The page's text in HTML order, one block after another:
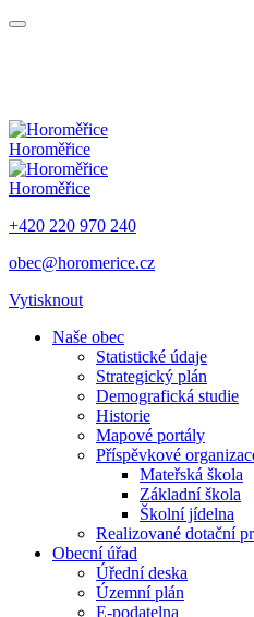
Horoměřice
Horoměřice
+420 220 970 240
obec@horomerice.cz
Vytisknout
Naše obec
Statistické údaje
Strategický plán
Demografická studie
Historie
Mapové portály
Příspěvkové
Mateřská škola
Základní škola
Školní jídelna
Realizované dotační
Obecní úřad
Úřední deska
Územní plán
E-podatelna